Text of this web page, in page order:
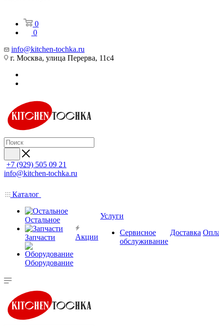
0
0
info@kitchen-tochka.ru
г. Москва, улица Перерва, 11с4
+7 (929) 505 09 21
info@kitchen-tochka.ru
Каталог
Остальное
Запчасти
Оборудование
Акции
Услуги
Сервисное
обслуживание
Доставка